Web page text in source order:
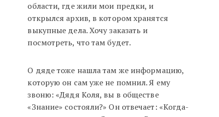
области, где жили мои предки, и
открылся архив, в котором хранятся
выкупные дела. Хочу заказать и
посмотреть, что там будет.
О дяде тоже нашла там же информацию,
которую он сам уже не помнил. Я ему
звоню: «Дядя Коля, вы в обществе
«Знание» состояли?» Он отвечает: «Когда-